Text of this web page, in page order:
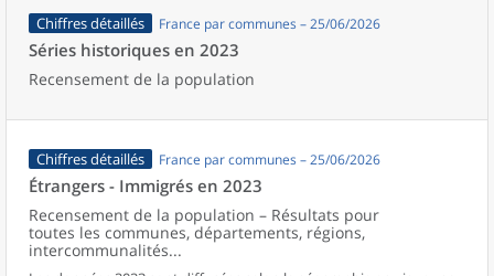
Chiffres détaillés France par communes – 25/06/2026
Séries historiques en 2023
Recensement de la population
Chiffres détaillés France par communes – 25/06/2026
Étrangers - Immigrés en 2023
Recensement de la population – Résultats pour
toutes les communes, départements, régions,
intercommunalités...